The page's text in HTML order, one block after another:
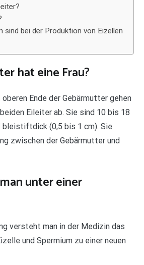
sind bei der Produktion von Eizellen
hat eine Frau?
Ende der Gebärmutter gehen
Eileiter ab. Sie sind 10 bis 18
bleistiftdick (0,5 bis 1 cm). Sie
zwischen der Gebärmutter und
unter einer
versteht man in der Medizin das
und Spermium zu einer neuen